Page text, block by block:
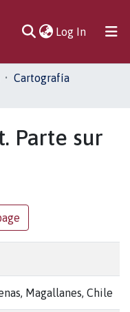
Log In(current)
Cartografía
Parte sur
Magallanes, Chile